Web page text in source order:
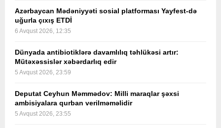
Azərbaycan Mədəniyyəti sosial platforması Yayfest-də
uğurla çıxış ETDİ
6 Avqust 2026, 12:35
Dünyada antibiotiklərə davamlılıq təhlükəsi artır:
Mütəxəssislər xəbərdarlıq edir
5 Avqust 2026, 23:59
Deputat Ceyhun Məmmədov: Milli maraqlar şəxsi
ambisiyalara qurban verilməməlidir
5 Avqust 2026, 23:55